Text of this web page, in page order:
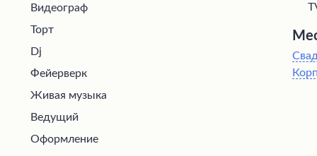
Видеограф
Торт
Dj
Фейерверк
Живая музыка
Ведущий
Оформление